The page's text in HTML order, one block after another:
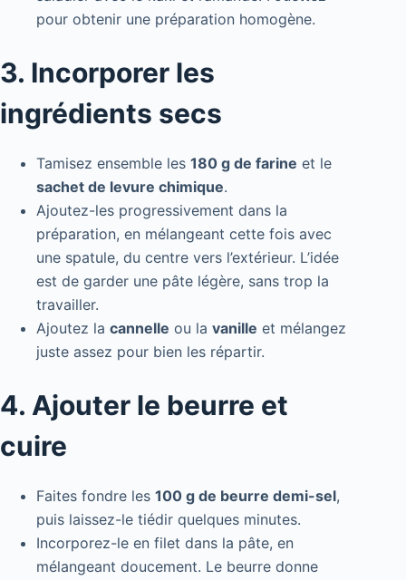
pour obtenir une préparation homogène.
3. Incorporer les
ingrédients secs
Tamisez ensemble les 180 g de farine et le
sachet de levure chimique.
Ajoutez-les progressivement dans la
préparation, en mélangeant cette fois avec
une spatule, du centre vers l’extérieur. L’idée
est de garder une pâte légère, sans trop la
travailler.
Ajoutez la cannelle ou la vanille et mélangez
juste assez pour bien les répartir.
4. Ajouter le beurre et
cuire
Faites fondre les 100 g de beurre demi-sel,
puis laissez-le tiédir quelques minutes.
Incorporez-le en filet dans la pâte, en
mélangeant doucement. Le beurre donne